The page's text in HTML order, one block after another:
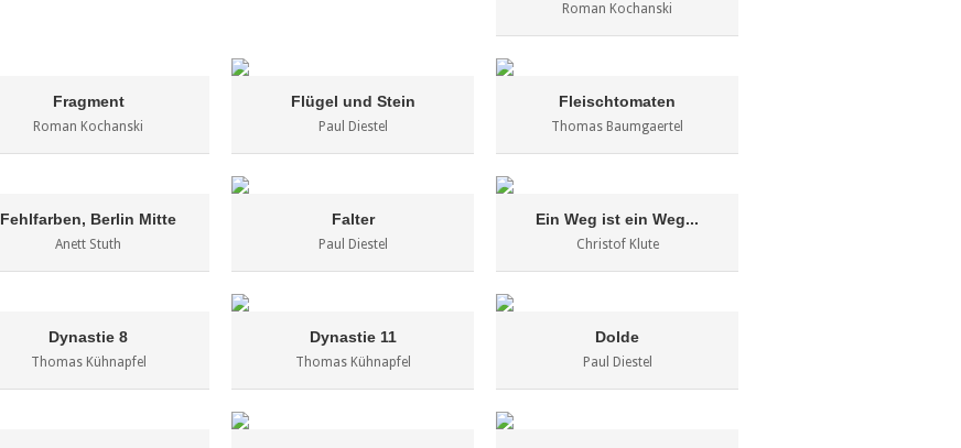
Roman Kochanski
Fragment
Roman Kochanski
Flügel und Stein
Paul Diestel
Fleischtomaten
Thomas Baumgaertel
Fehlfarben, Berlin Mitte
Anett Stuth
Falter
Paul Diestel
Ein Weg ist ein Weg...
Christof Klute
Dynastie 8
Thomas Kühnapfel
Dynastie 11
Thomas Kühnapfel
Dolde
Paul Diestel